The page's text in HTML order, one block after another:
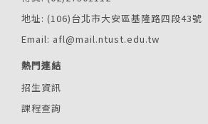
地址: (106)台北市大安區基隆路四段43號
Email: afl@mail.ntust.edu.tw
熱門連結
招生資訊
課程查詢